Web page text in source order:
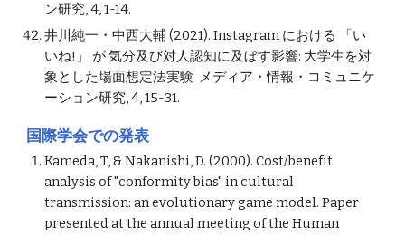
ン研究, 4, 1-14.
井川純一 ・中西大輔 (2021). Instagram における 「い
いね!」 が 気分及び対人認知に及ぼす影響: 大学生を対
象とした場面想定法実験  メディア・情報・コミュニケ
ーション研究, 4, 15-31.
国際学会での発表
Kameda, T, & Nakanishi, D. (2000). Cost/benefit
analysis of "conformity bias" in cultural
transmission: an evolutionary game model. Paper
presented at the annual meeting of the Human